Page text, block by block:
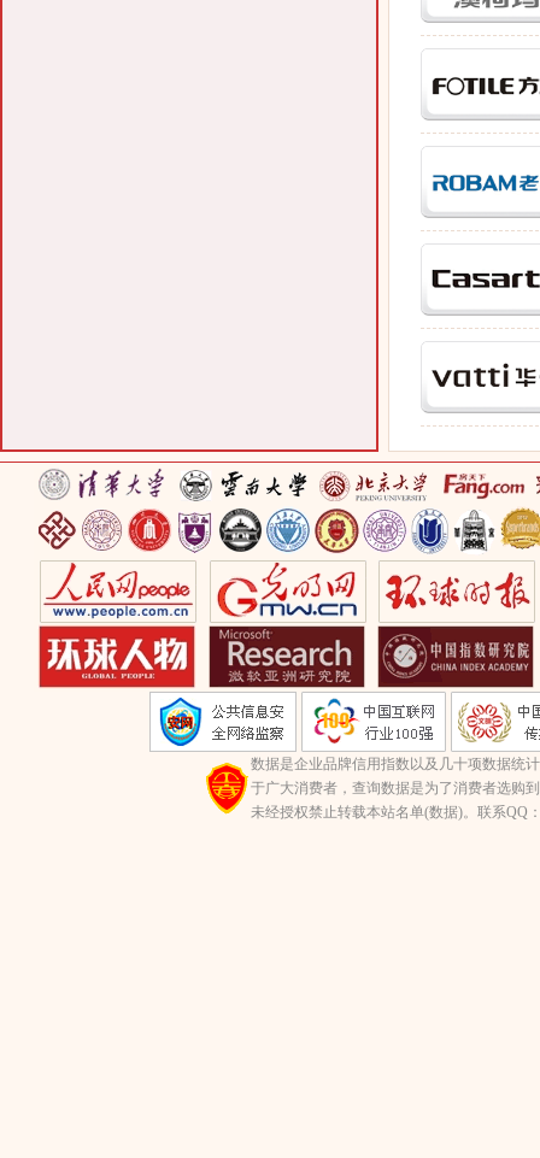
数据是企业品牌信用指数以及几十项数据统
于广大消费者，查询数据是为了消费者选购
未经授权禁止转载本站名单(数据)。联系QQ